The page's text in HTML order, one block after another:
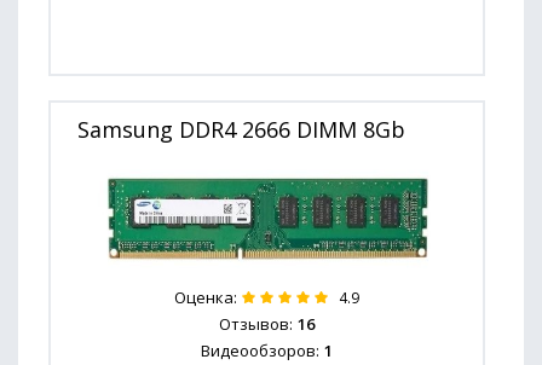
Samsung DDR4 2666 DIMM 8Gb
Оценка: 4.9
Отзывов: 16
Видеообзоров: 1